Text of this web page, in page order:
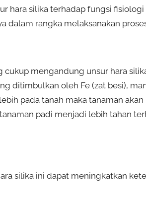
hara silika terhadap fungsi
dalam rangka melaksanakan
cukup mengandung unsur hara
ditimbulkan oleh Fe (zat besi),
pada tanah maka tanaman
padi menjadi lebih tahan
silika ini dapat meningkatkan